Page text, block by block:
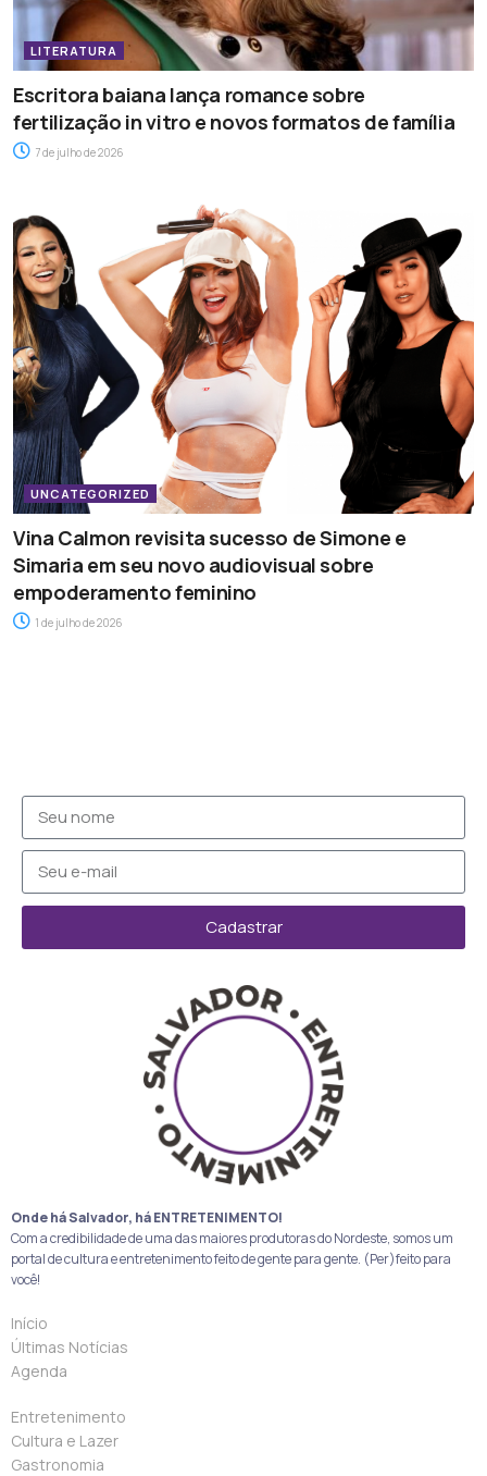
LITERATURA
Escritora baiana lança romance sobre
fertilização in vitro e novos formatos de família
7 de julho de 2026
UNCATEGORIZED
Vina Calmon revisita sucesso de Simone e
Simaria em seu novo audiovisual sobre
empoderamento feminino
1 de julho de 2026
Cadastrar
Onde há Salvador, há ENTRETENIMENTO!
Com a credibilidade de uma das maiores produtoras do Nordeste, somos um
portal de cultura e entretenimento feito de gente para gente. (Per)feito para
você!
Início
Últimas Notícias
Agenda
Entretenimento
Cultura e Lazer
Gastronomia